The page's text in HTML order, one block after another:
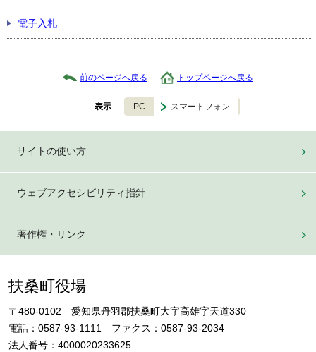
電子入札
前のページへ戻る トップページへ戻る
表示 PC スマートフォン
サイトの使い方
ウェブアクセシビリティ指針
著作権・リンク
扶桑町役場
〒480-0102 愛知県丹羽郡扶桑町大字高雄字天道330
電話：0587-93-1111 ファクス：0587-93-2034
法人番号：4000020233625